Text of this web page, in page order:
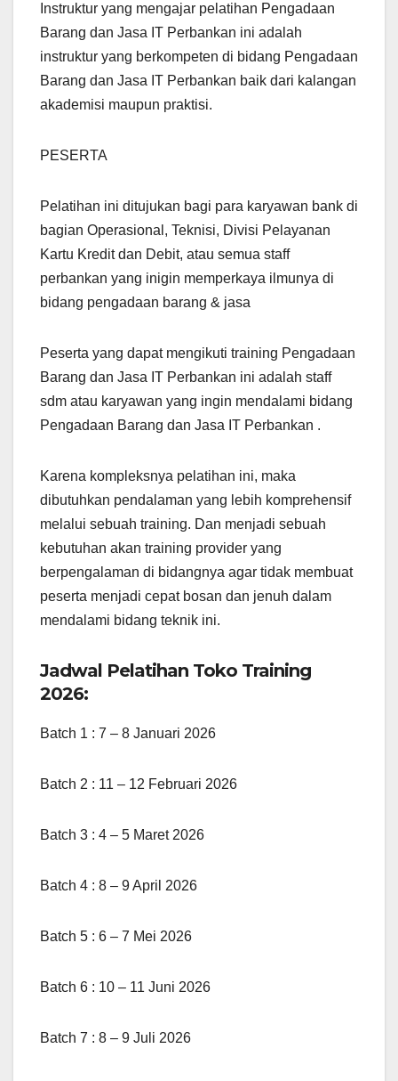
Instruktur yang mengajar pelatihan Pengadaan
Barang dan Jasa IT Perbankan ini adalah
instruktur yang berkompeten di bidang Pengadaan
Barang dan Jasa IT Perbankan baik dari kalangan
akademisi maupun praktisi.
PESERTA
Pelatihan ini ditujukan bagi para karyawan bank di
bagian Operasional, Teknisi, Divisi Pelayanan
Kartu Kredit dan Debit, atau semua staff
perbankan yang inigin memperkaya ilmunya di
bidang pengadaan barang & jasa
Peserta yang dapat mengikuti training Pengadaan
Barang dan Jasa IT Perbankan ini adalah staff
sdm atau karyawan yang ingin mendalami bidang
Pengadaan Barang dan Jasa IT Perbankan .
Karena kompleksnya pelatihan ini, maka
dibutuhkan pendalaman yang lebih komprehensif
melalui sebuah training. Dan menjadi sebuah
kebutuhan akan training provider yang
berpengalaman di bidangnya agar tidak membuat
peserta menjadi cepat bosan dan jenuh dalam
mendalami bidang teknik ini.
Jadwal Pelatihan Toko Training
2026:
Batch 1 : 7 – 8 Januari 2026
Batch 2 : 11 – 12 Februari 2026
Batch 3 : 4 – 5 Maret 2026
Batch 4 : 8 – 9 April 2026
Batch 5 : 6 – 7 Mei 2026
Batch 6 : 10 – 11 Juni 2026
Batch 7 : 8 – 9 Juli 2026